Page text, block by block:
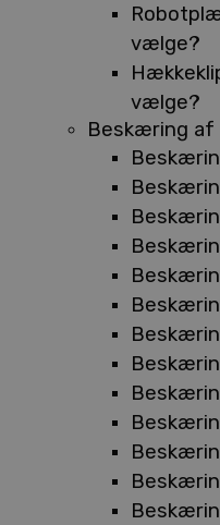
vælge?
vælge?
Beskæring af